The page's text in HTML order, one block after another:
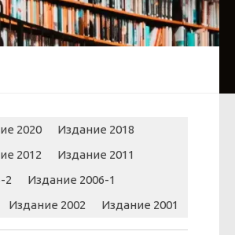
2020
Издание 2018
2012
Издание 2011
2
Издание 2006-1
Издание 2002 Издание 2001